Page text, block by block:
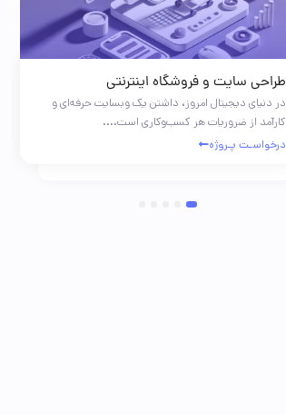
طراحی سایت و فروشگاه اینترنتی
در دنیای دیجیتال امروز، داشتن یک وبسایت حرفه‌ای و
کارآمد از ضروریات هر کسب‌وکاری است....
درخواسـت پـروژه